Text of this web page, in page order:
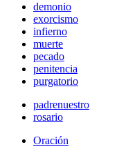
demonio
exorcismo
infierno
muerte
pecado
penitencia
purgatorio
padrenuestro
rosario
Oración